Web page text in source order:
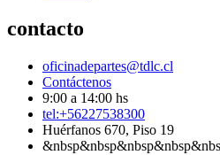
contacto
oficinadepartes@tdlc.cl
Contáctenos
9:00 a 14:00 hs
tel:+56227538300
Huérfanos 670, Piso 19